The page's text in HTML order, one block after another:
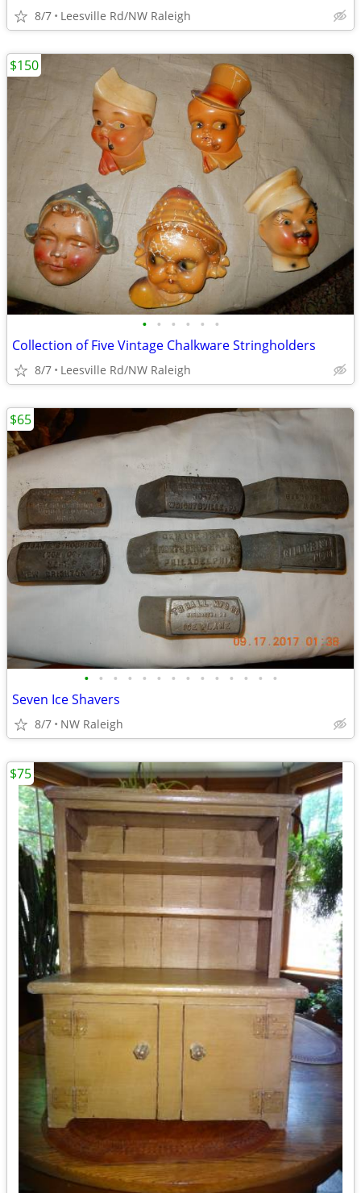
8/7 Leesville Rd/NW Raleigh
• • • • • •
Collection of Five Vintage Chalkware Stringholders
8/7 Leesville Rd/NW Raleigh
$150
• • • • • • • • • • • • • •
Seven Ice Shavers
8/7 NW Raleigh
$65
$75